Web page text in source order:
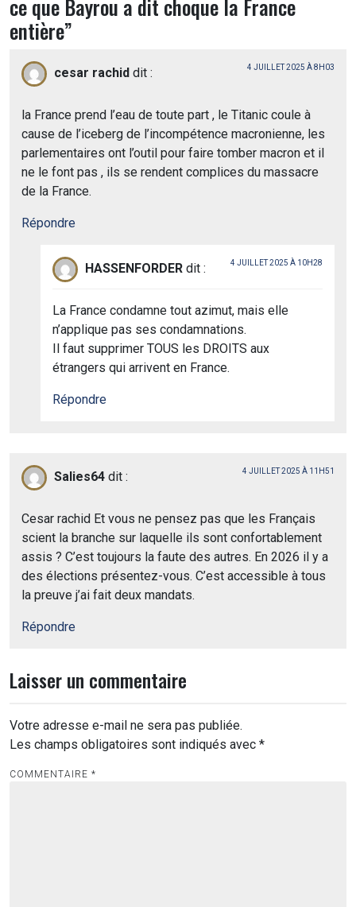
ce que Bayrou a dit choque la France
entière”
cesar rachid dit : 4 JUILLET 2025 À 8H03
la France prend l’eau de toute part , le Titanic coule à
cause de l’iceberg de l’incompétence macronienne, les
parlementaires ont l’outil pour faire tomber macron et il
ne le font pas , ils se rendent complices du massacre
de la France.
Répondre
HASSENFORDER dit : 4 JUILLET 2025 À 10H28
La France condamne tout azimut, mais elle
n’applique pas ses condamnations.
Il faut supprimer TOUS les DROITS aux
étrangers qui arrivent en France.
Répondre
Salies64 dit : 4 JUILLET 2025 À 11H51
Cesar rachid Et vous ne pensez pas que les Français
scient la branche sur laquelle ils sont confortablement
assis ? C’est toujours la faute des autres. En 2026 il y a
des élections présentez-vous. C’est accessible à tous
la preuve j’ai fait deux mandats.
Répondre
Laisser un commentaire
Votre adresse e-mail ne sera pas publiée.
Les champs obligatoires sont indiqués avec *
COMMENTAIRE *